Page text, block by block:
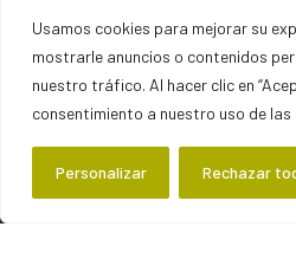
Usamos cookies para mejorar su
mostrarle anuncios o contenidos
nuestro tráfico. Al hacer clic en
consentimiento a nuestro uso de las
Personalizar Rechazar